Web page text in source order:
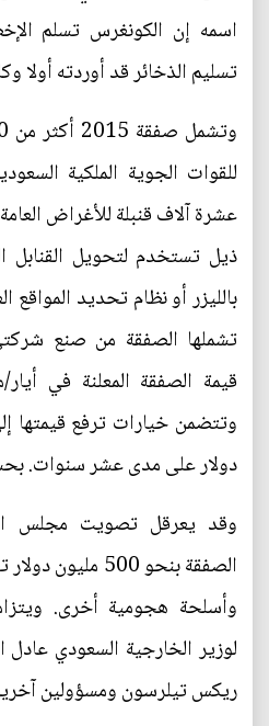
اسمه إن الكونغرس تسلم
تسليم الذخائر قد أوردته أولا
للقوات الجوية الملكية
ذيل تستخدم لتحويل القنابل
بالليزر أو نظام تحديد المواقع
تشملها الصفقة من صنع
دولار على مدى عشر سنوات.
وقد يعرقل تصويت مجلس
الصفقة بنحو 500
وأسلحة هجومية أخرى.
لوزير الخارجية السعودي عادل
ريكس تيلرسون ومسؤولين